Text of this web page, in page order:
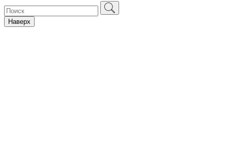
Наверх